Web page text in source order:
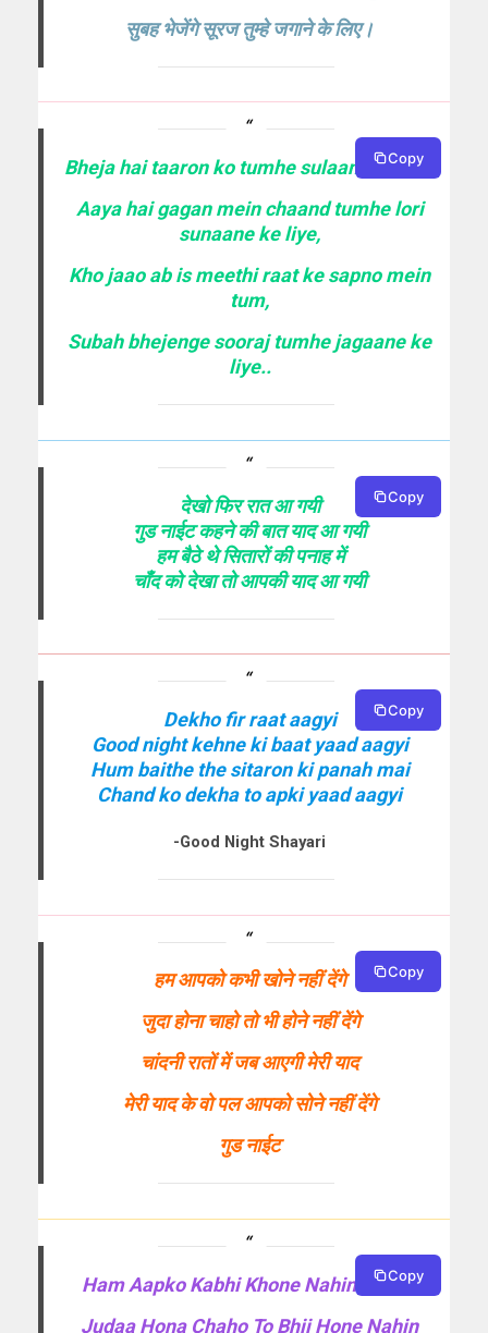
सुबह भेजेंगे सूरज तुम्हे जगाने के लिए।
Bheja hai taaron ko tumhe sulaane ke liye,
Aaya hai gagan mein chaand tumhe lori
sunaane ke liye,
Kho jaao ab is meethi raat ke sapno mein
tum,
Subah bhejenge sooraj tumhe jagaane ke
liye..
Copy
देखो फिर रात आ गयी
गुड नाईट कहने की बात याद आ गयी
हम बैठे थे सितारों की पनाह में
चाँद को देखा तो आपकी याद आ गयी
Copy
Dekho fir raat aagyi
Good night kehne ki baat yaad aagyi
Hum baithe the sitaron ki panah mai
Chand ko dekha to apki yaad aagyi
-Good Night Shayari
Copy
हम आपको कभी खोने नहीं देंगे
जुदा होना चाहो तो भी होने नहीं देंगे
चांदनी रातों में जब आएगी मेरी याद
मेरी याद के वो पल आपको सोने नहीं देंगे
गुड नाईट
Copy
Ham Aapko Kabhi Khone Nahin Denge
Judaa Hona Chaho To Bhii Hone Nahin
Copy